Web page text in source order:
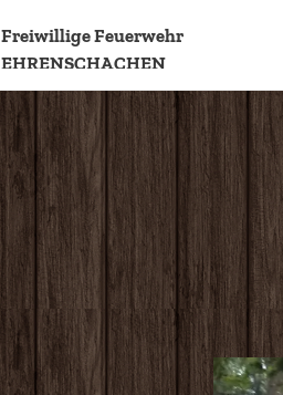
FreiwilligeFeuerwehr
EHRENSCHACHEN